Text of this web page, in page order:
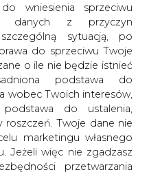
wniesienia sprzeciwu
danych z przyczyn
sytuacją, po
do sprzeciwu Twoje
o ile nie będzie istnieć
podstawa do
wobec Twoich interesów,
do ustalenia,
Twoje dane nie
marketingu własnego
Jeżeli więc nie zgadzasz
przetwarzania
położeniu
odegrać istotną
transgranicznych
europejskich
(TENs) i szansa ta